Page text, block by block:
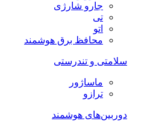
جارو شارژی
تی
اتو
محافظ برق هوشمند
سلامتی و تندرستی
ماساژور
ترازو
دوربین‌های هوشمند